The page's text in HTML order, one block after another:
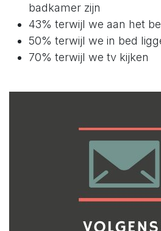
badkamer zijn
43% terwijl we aan het
50% terwijl we in bed
70% terwijl we tv kijken